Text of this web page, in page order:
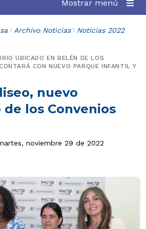
Mostrar menú
Archivo Noticias Noticias 2022
nuevo
los Convenios
UBICADO EN BELÉN DE LOS
CON NUEVO PARQUE INFANTIL Y
noviembre 29 de 2022